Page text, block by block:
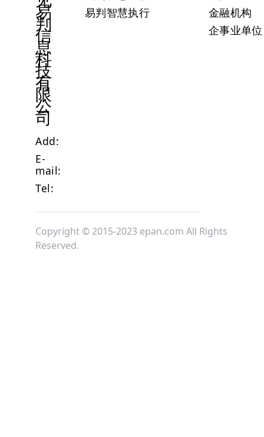
易
判
信
息
科
技
有
限
公
司
Add:
E-
mail:
Tel:
易判智慧执行
金融机构
企事业单位
Copyright © 2015-2023 epan.com All Rights
Reserved.